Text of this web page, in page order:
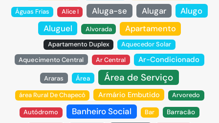
Águas Frias Alice I Aluga-se Alugar
Alugo
Aluguel
Alvorada Apartamento
Apartamento Duplex
Aquecedor Solar
Aquecimento Central
Ar Central Ar-Condicionado
Araras Área Área de Serviço
área Rural De Chapecó Armário Embutido Arvoredo
Autódromo Banheiro Social Bar
Barracão